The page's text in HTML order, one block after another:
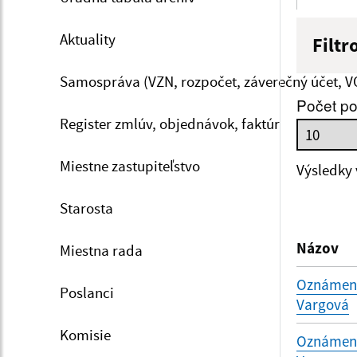
Aktuality
Samospráva (VZN, rozpočet, záverečný účet,
Register zmlúv, objednávok, faktúr
Miestne zastupiteľstvo
Starosta
Miestna rada
Poslanci
Komisie
Počet
Názov
Vargová